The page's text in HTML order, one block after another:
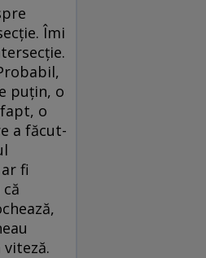
Îmi
puțin, o
o
a făcut-
fi